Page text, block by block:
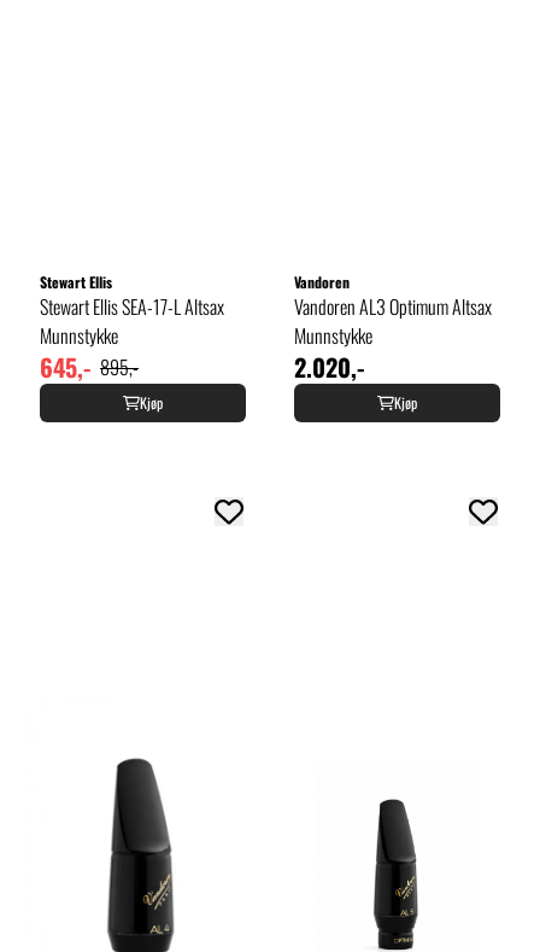
Stewart Ellis
Stewart Ellis SEA-17-L Altsax
Munnstykke
645,- 895,-
Kjøp
Vandoren
Vandoren AL3 Optimum Altsax
Munnstykke
2.020,-
Kjøp